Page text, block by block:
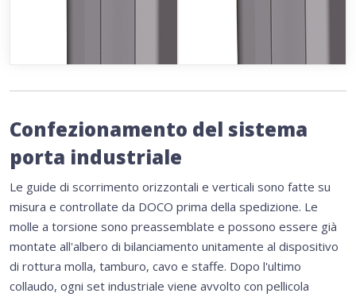
Confezionamento del sistema
porta industriale
Le guide di scorrimento orizzontali e verticali sono fatte su
misura e controllate da DOCO prima della spedizione. Le
molle a torsione sono preassemblate e possono essere già
montate all'albero di bilanciamento unitamente al dispositivo
di rottura molla, tamburo, cavo e staffe. Dopo l'ultimo
collaudo, ogni set industriale viene avvolto con pellicola